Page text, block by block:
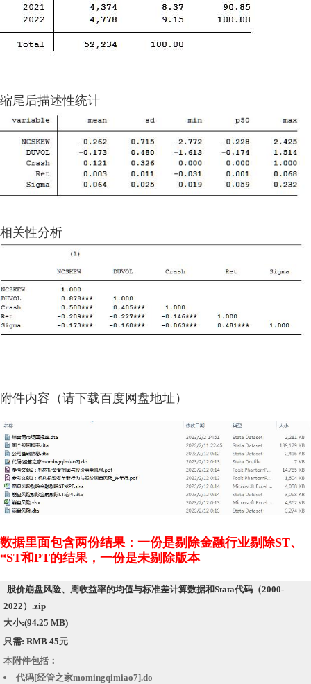
缩尾后描述性统计
相关性分析
附件内容（请下载百度网盘地址）
数据里面包含两份结果：一份是剔除金融行业剔除ST、
*ST和PT的结果，一份是未剔除版本
股价崩盘风险、周收益率的均值与标准差计算数据和Stata代码（2000-
2022）.zip
大小:(94.25 MB)
只需: RMB 45元
本附件包括：
代码[经管之家momingqimiao7].do